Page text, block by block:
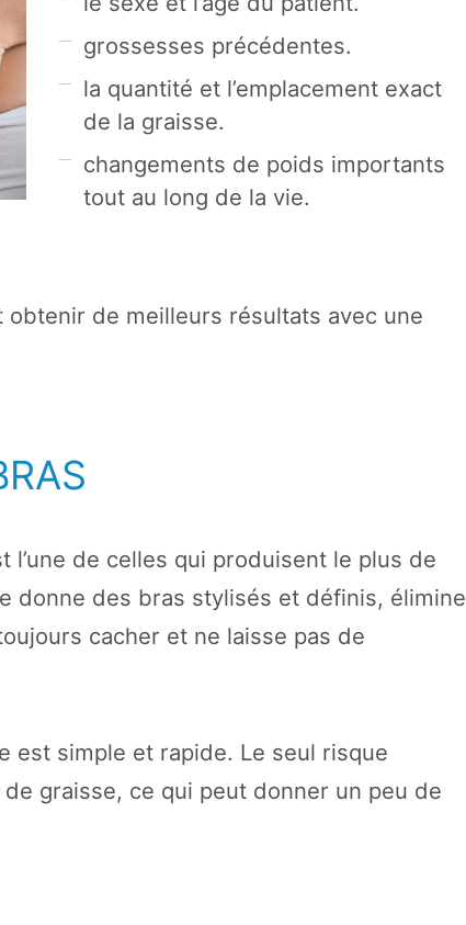
grossesses précédentes.
la quantité et l’emplacement exact
de la graisse.
changements de poids importants
tout au long de la vie.
de meilleurs résultats avec une
l’une de celles qui produisent le plus de
donne des bras stylisés et définis, élimine
cacher et ne laisse pas de
est simple et rapide. Le seul risque
graisse, ce qui peut donner un peu de